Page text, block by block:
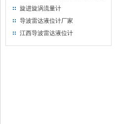
装方法
旋进旋涡流量计
导波雷达液位计厂家
江西导波雷达液位计